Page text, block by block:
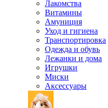
Лакомства
Витамины
Амуниция
Уход и гигиена
Транспортировка
Одежда и обувь
Лежанки и дома
Игрушки
Миски
Аксессуары